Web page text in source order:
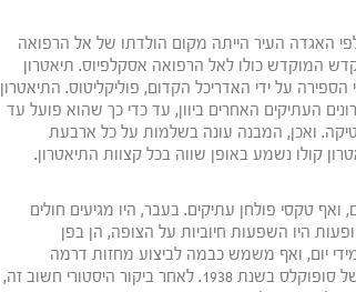
האגדה העיר הייתה מקום הולדתו של אל הרפואה
המוקדש כולו לאל הרפואה אסקלפיוס. תיאטרון
נחשב לתיאטרון היווני השמור העתיק ביותר בעולם והוא הוקם במאה ה-4 לפני הספירה על ידי האדריכל הקדום, פוליקליטוס. התיאטרון
העתיקים האחרים ביוון, עד כדי כך שהוא פועל עד
ואכן, המבנה עונה בשלמות על כל ארבעת
קולו נשמע באופן שווה בכל קצוות התיאטרון.
דרמה יוונים, ואף טקסי פולחן עתיקים. בעבר, היו מגיעים חולים
היו השפעות חיוביות על הצופה, הן בפן
יום, ואף משמש כבמה לביצוע מחזות דרמה
עתיקות. ההופעה המודרנית הראשונה שנערכה בתיאטרון הייתה הצגה על סיפורו הטרגי של סופוקלס בשנת 1938. לאחר ביקור היסטורי חשוב זה,